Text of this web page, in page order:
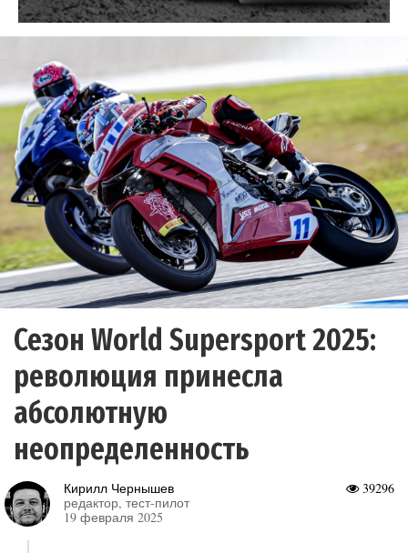
Сезон World Supersport 2025:
революция принесла
абсолютную
неопределенность
39296
Кирилл Чернышев
редактор, тест-пилот
19 февраля 2025